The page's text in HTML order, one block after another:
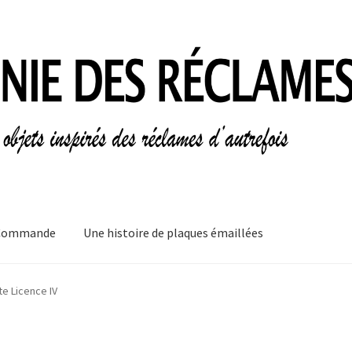
Une histoire de plaques émaillées
Informations légales
Licence IV